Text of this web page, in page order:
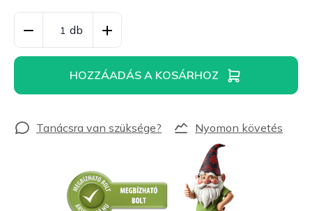
HOZZÁADÁS A KOSÁRHOZ
Nyomon követés